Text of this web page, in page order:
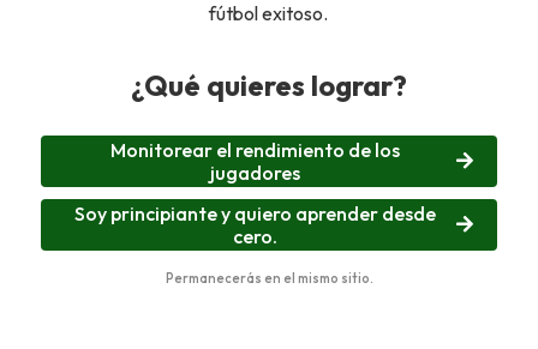
fútbol exitoso.
¿Qué quieres lograr?
Monitorear el rendimiento de los
jugadores
Soy principiante y quiero aprender desde
cero.
Permanecerás en el mismo sitio.